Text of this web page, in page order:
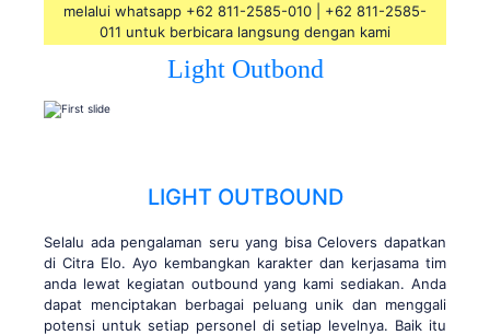
melalui whatsapp +62 811-2585-010 | +62 811-2585-
011 untuk berbicara langsung dengan kami
Light Outbond
LIGHT OUTBOUND
Selalu ada pengalaman seru yang bisa Celovers dapatkan
di Citra Elo. Ayo kembangkan karakter dan kerjasama tim
anda lewat kegiatan outbound yang kami sediakan. Anda
dapat menciptakan berbagai peluang unik dan menggali
potensi untuk setiap personel di setiap levelnya. Baik itu